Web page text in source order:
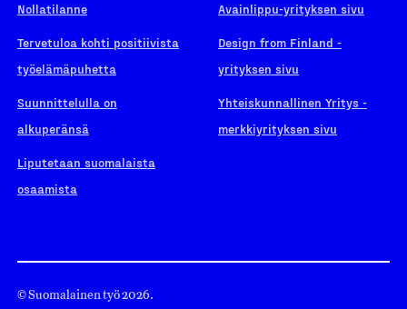
Nollatilanne
Tervetuloa kohti positiivista
työelämäpuhetta
Suunnittelulla on
alkuperänsä
Liputetaan suomalaista
osaamista
Avainlippu-yrityksen sivu
Design from Finland -
yrityksen sivu
Yhteiskunnallinen Yritys -
merkkiyrityksen sivu
© Suomalainen työ 2026.